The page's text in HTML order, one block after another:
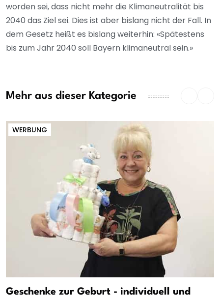
worden sei, dass nicht mehr die Klimaneutralität bis
2040 das Ziel sei. Dies ist aber bislang nicht der Fall. In
dem Gesetz heißt es bislang weiterhin: «Spätestens
bis zum Jahr 2040 soll Bayern klimaneutral sein.»
Mehr aus dieser Kategorie
WERBUNG
Geschenke zur Geburt - individuell und